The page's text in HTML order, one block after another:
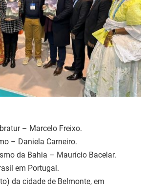
– Marcelo Freixo.
– Daniela Carneiro.
da Bahia – Maurício Bacelar.
em Portugal.
da cidade de Belmonte, em